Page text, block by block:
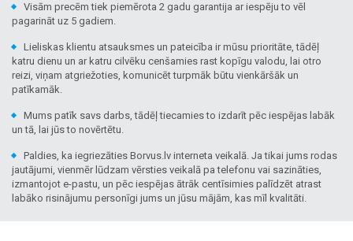
Visām precēm tiek piemērota 2 gadu garantija ar iespēju to vēl
pagarināt uz 5 gadiem.
Lieliskas klientu atsauksmes un pateicība ir mūsu prioritāte, tādēļ
katru dienu un ar katru cilvēku cenšamies rast kopīgu valodu, lai otro
reizi, viņam atgriežoties, komunicēt turpmāk būtu vienkāršāk un
patīkamāk.
Mums patīk savs darbs, tādēļ tiecamies to izdarīt pēc iespējas labāk
un tā, lai jūs to novērtētu.
Paldies, ka iegriezāties Borvus.lv interneta veikalā. Ja tikai jums rodas
jautājumi, vienmēr lūdzam vērsties veikalā pa telefonu vai sazināties,
izmantojot e-pastu, un pēc iespējas ātrāk centīsimies palīdzēt atrast
labāko risinājumu personīgi jums un jūsu mājām, kas mīl kvalitāti.